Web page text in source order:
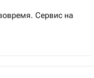
Сервис на